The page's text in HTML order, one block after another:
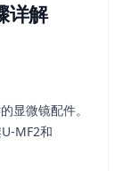
详解
显微镜配件。
MF2和